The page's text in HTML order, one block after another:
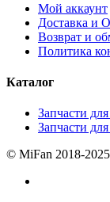
Мой аккаунт
Доставка и
Возврат и
Политика
Каталог
Запчасти
Запчасти
© MiFan 2018-2025